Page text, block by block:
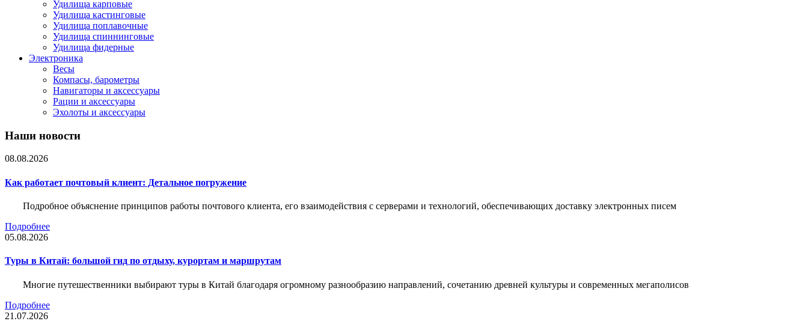
Удилища карповые
Удилища кастинговые
Удилища поплавочные
Удилища спиннинговые
Удилища фидерные
Электроника
Весы
Компасы, барометры
Навигаторы и аксессуары
Рации и аксессуары
Эхолоты и аксессуары
Наши новости
08.08.2026
Как работает почтовый клиент: Детальное погружение
Подробное объяснение принципов работы почтового клиента, его взаимодействия с серверами и технологий, обеспечивающих доставку электронных писем
Подробнее
05.08.2026
Туры в Китай: большой гид по отдыху, курортам и маршрутам
Многие путешественники выбирают туры в Китай благодаря огромному разнообразию направлений, сочетанию древней культуры и современных мегаполисов
Подробнее
21.07.2026